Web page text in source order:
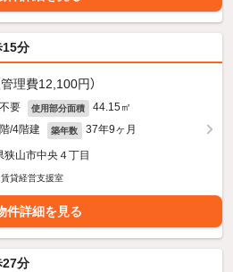
15分
管理費12,100円）
要 使用部分面積 44.15㎡
/4階建 築年数 37年9ヶ月
狭山市中央４丁目
貸経営支援室
件詳細を見る
27分